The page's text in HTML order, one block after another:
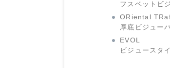
フスベットビ
ORiental
厚底ビジュー
EVOL
ビジュースタ